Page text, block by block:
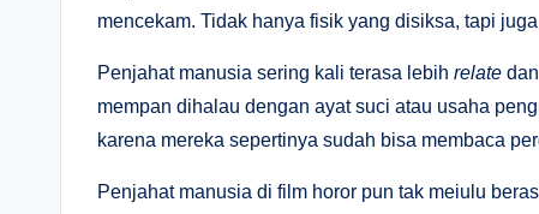
mencekam. Tidak hanya fisik yang disiksa, tapi
Penjahat manusia sering kali terasa lebih relate
mempan dihalau dengan ayat suci atau usaha
karena mereka sepertinya sudah bisa membaca
Penjahat manusia di film horor pun tak meiulu